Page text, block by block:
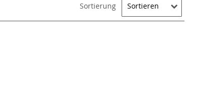
Sortierung